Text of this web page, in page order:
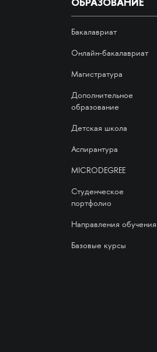
Бакалавриат
Онлайн-бакалавриат
Магистратура
Дополнительное
образование
Детская школа
Аспирантура
MICRODEGREE
Студенческое
портфолио
Направления обучения
Базовые курсы